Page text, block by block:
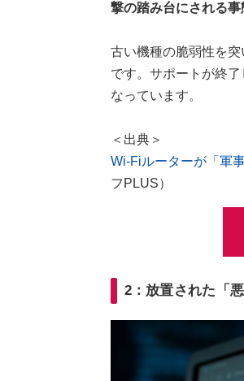
撃の踏み台にされる事
古い機種の脆弱性を
です。サポートが終
なっています。
＜出典＞
Wi-Fiルーターが「軍
フPLUS）
2：放置された「